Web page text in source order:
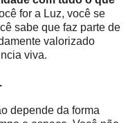
for a Luz, você se
sabe que faz parte de
valorizado
viva.
depende da forma